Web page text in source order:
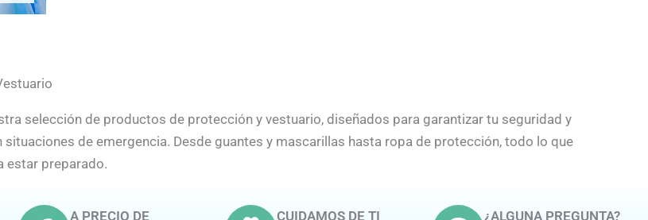
selección de productos de protección y vestuario, diseñados para garantizar tu seguridad y
situaciones de emergencia. Desde guantes y mascarillas hasta ropa de protección, todo lo que
estar preparado.
A PRECIO DE CUIDAMOS DE TI ¿ALGUNA PREGUNTA?